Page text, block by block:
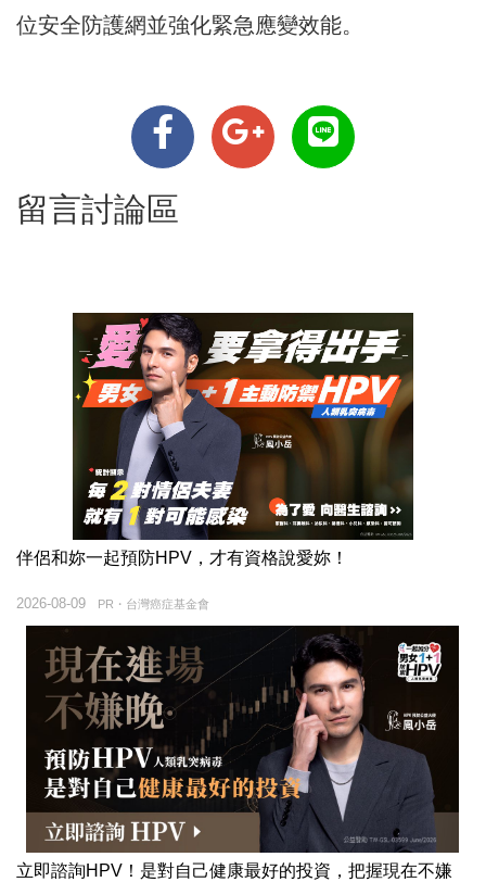
位安全防護網並強化緊急應變效能。
留言討論區
伴侶和妳一起預防HPV，才有資格說愛妳！
PR・台灣癌症基金會
2026-08-09
立即諮詢HPV！是對自己健康最好的投資，把握現在不嫌